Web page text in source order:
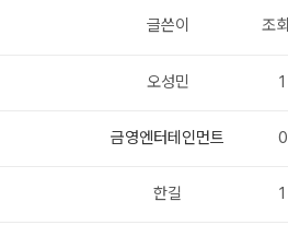
글쓴이 조회
오성민 1
금영엔터테인먼트 0
한길 1